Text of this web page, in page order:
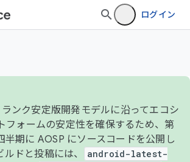
ログイン
ンク安定版開発モデルに沿ってエコシ
フォームの安定性を確保するため、第
半期に AOSP にソースコードを公開し
ドと投稿には、
android-latest-